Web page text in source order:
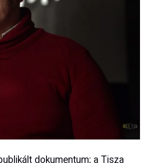
dokumentum; a Tisza